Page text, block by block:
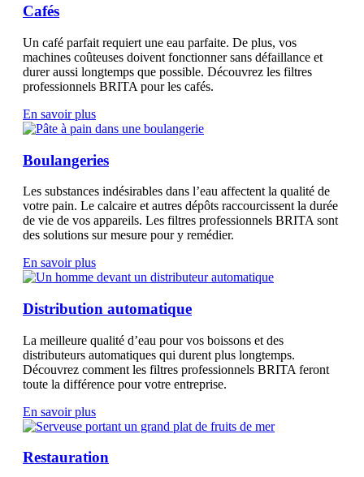
Cafés
Un café parfait requiert une eau parfaite. De plus, vos
machines coûteuses doivent fonctionner sans défaillance et
durer aussi longtemps que possible. Découvrez les filtres
professionnels BRITA pour les cafés.
En savoir plus
Boulangeries
Les substances indésirables dans l’eau affectent la qualité de
votre pain. Le calcaire et autres dépôts raccourcissent la durée
de vie de vos appareils. Les filtres professionnels BRITA sont
des solutions sur mesure pour y remédier.
En savoir plus
Distribution automatique
La meilleure qualité d’eau pour vos boissons et des
distributeurs automatiques qui durent plus longtemps.
Découvrez comment les filtres professionnels BRITA feront
toute la différence pour votre entreprise.
En savoir plus
Restauration